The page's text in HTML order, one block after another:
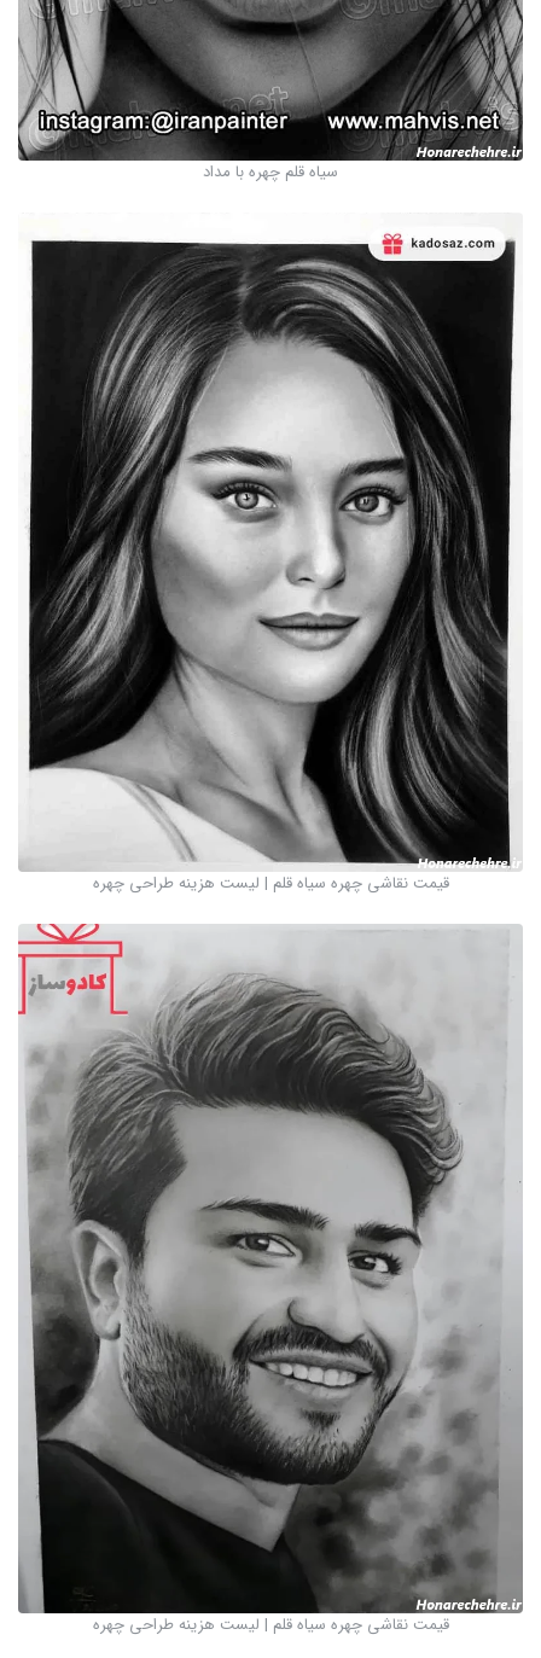
سیاه قلم چهره با مداد
قیمت نقاشی چهره سیاه قلم | لیست هزینه طراحی چهره
قیمت نقاشی چهره سیاه قلم | لیست هزینه طراحی چهره